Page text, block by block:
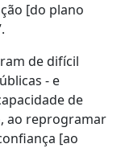
[do plano
de difícil
- e
de
ao reprogramar
[ao